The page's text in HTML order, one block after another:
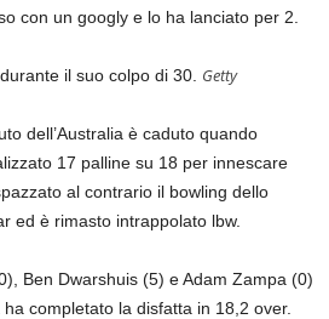
con un googly e lo ha lanciato per 2.
il suo colpo di 30. Getty
dell’Australia è caduto quando
17 palline su 18 per innescare
al contrario il bowling dello
ed è rimasto intrappolato lbw.
Ben Dwarshuis (5) e Adam Zampa (0)
completato la disfatta in 18,2 over.